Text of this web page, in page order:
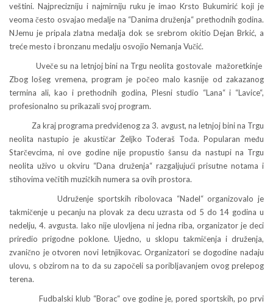
veštini. Najprecizniju i najmirniju ruku je imao Krsto Bukumirić koji je
veoma često osvajao medalje na “Danima druženja“ prethodnih godina.
NJemu je pripala zlatna medalja dok se srebrom okitio Dejan Brkić, a
treće mesto i bronzanu medalju osvojio Nemanja Vučić.
Uveče su na letnjoj bini na Trgu neolita gostovale mažoretkinje
Zbog lošeg vremena, program je počeo malo kasnije od zakazanog
termina ali, kao i prethodnih godina, Plesni studio “Lana“ i “Lavice“,
profesionalno su prikazali svoj program.
Za kraj programa predviđenog za 3. avgust, na letnjoj bini na Trgu
neolita nastupio je akustičar Željko Tođeraš Tođa. Popularan među
Starčevcima, ni ove godine nije propustio šansu da nastupi na Trgu
neolita uživo u okviru “Dana druženja“ razgaljujući prisutne notama i
stihovima večitih muzičkih numera sa ovih prostora.
Udruženje sportskih ribolovaca “Nadel“ organizovalo je
takmičenje u pecanju na plovak za decu uzrasta od 5 do 14 godina u
nedelju, 4. avgusta. Iako nije ulovljena ni jedna riba, organizator je deci
priredio prigodne poklone. Ujedno, u sklopu takmičenja i druženja,
zvanično je otvoren novi letnjikovac. Organizatori se dogodine nadaju
ulovu, s obzirom na to da su započeli sa poribljavanjem ovog prelepog
terena.
Fudbalski klub “Borac“ ove godine je, pored sportskih, po prvi